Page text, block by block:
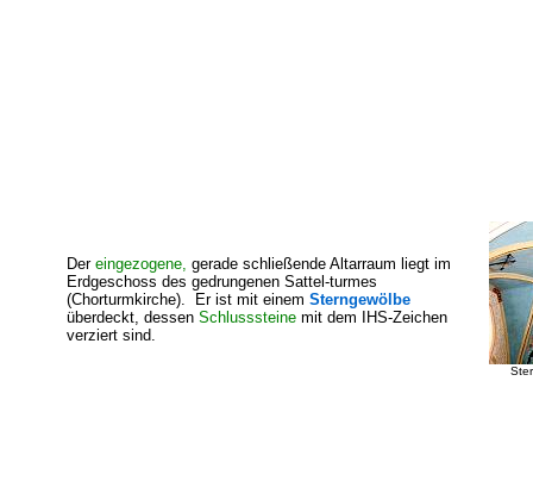
Der eingezogene, gerade schließende Altarraum liegt im
Erdgeschoss des gedrungenen Sattel-turmes
(Chorturmkirche). Er ist mit einem Sterngewölbe
überdeckt, dessen Schlusssteinemit dem IHS-Zeichen
verziert sind.